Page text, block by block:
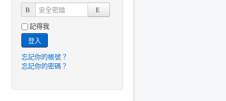
安全密鑰
記得我
登入
忘記你的帳號？
忘記你的密碼？